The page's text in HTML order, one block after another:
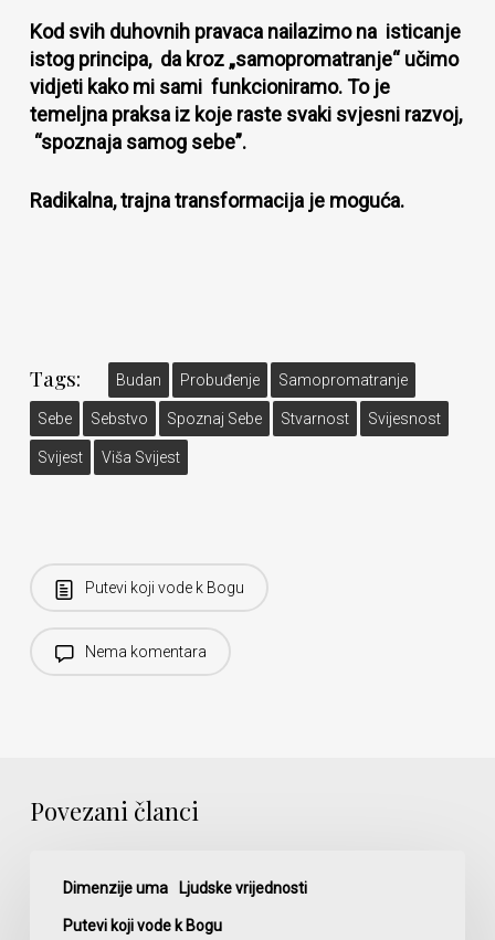
Kod svih duhovnih pravaca nailazimo na isticanje
istog principa, da kroz „samopromatranje“ učimo
vidjeti kako mi sami funkcioniramo. To je
temeljna praksa iz koje raste svaki svjesni razvoj,
“spoznaja samog sebe”.
Radikalna, trajna transformacija je moguća.
Tags: Budan Probuđenje Samopromatranje
Sebe Sebstvo Spoznaj Sebe Stvarnost Svijesnost
Svijest Viša Svijest
Putevi koji vode k Bogu
Nema komentara
Povezani članci
Dimenzije uma Ljudske vrijednosti
Putevi koji vode k Bogu
razumljeno